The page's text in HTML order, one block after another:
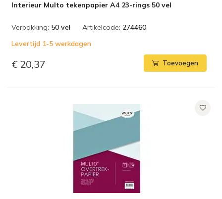
Interieur Multo tekenpapier A4 23-rings 50 vel
Verpakking: 50 vel Artikelcode: 274460
Levertijd 1-5 werkdagen
€ 20,37 Toevoegen